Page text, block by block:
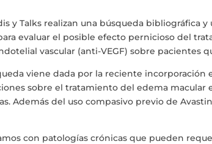
y Talks realizan una búsqueda bibliográfica y
evaluar el posible efecto pernicioso del
vascular (anti-VEGF) sobre pacientes
viene dada por la reciente incorporación
sobre el tratamiento del edema macular
Además del uso compasivo previo de
con patologías crónicas que pueden